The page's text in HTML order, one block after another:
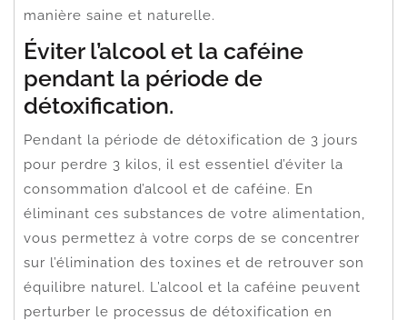
manière saine et naturelle.
Éviter l’alcool et la caféine
pendant la période de
détoxification.
Pendant la période de détoxification de 3 jours
pour perdre 3 kilos, il est essentiel d’éviter la
consommation d’alcool et de caféine. En
éliminant ces substances de votre alimentation,
vous permettez à votre corps de se concentrer
sur l’élimination des toxines et de retrouver son
équilibre naturel. L’alcool et la caféine peuvent
perturber le processus de détoxification en